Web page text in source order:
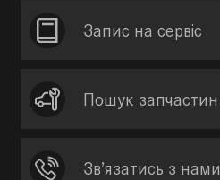
Запис на сервic
Пошук запчастин
Зв’язатись з нами